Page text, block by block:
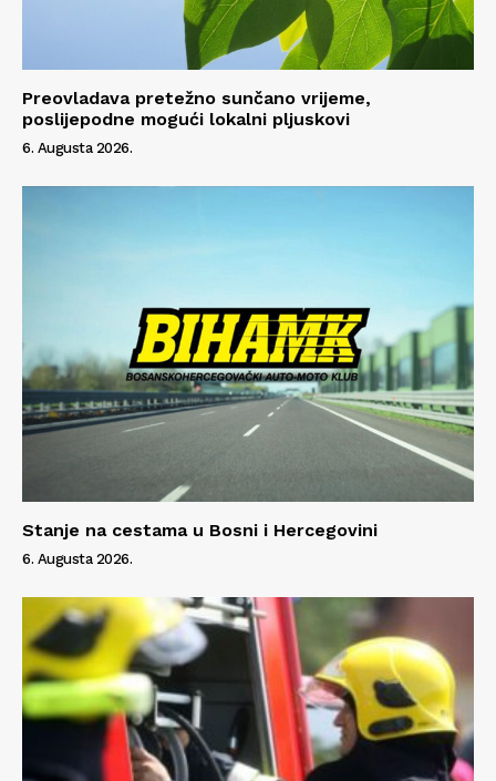
Preovladava pretežno sunčano vrijeme,
poslijepodne mogući lokalni pljuskovi
6. Augusta 2026.
Stanje na cestama u Bosni i Hercegovini
6. Augusta 2026.